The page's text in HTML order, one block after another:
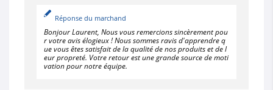
Réponse du marchand
Bonjour Laurent, Nous vous remercions sincèrement pou
r votre avis élogieux ! Nous sommes ravis d'apprendre q
ue vous êtes satisfait de la qualité de nos produits et de l
eur propreté. Votre retour est une grande source de moti
vation pour notre équipe.